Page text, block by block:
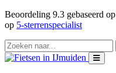
Beoordeling 9.3 gebaseerd op
op 5-sterrenspecialist